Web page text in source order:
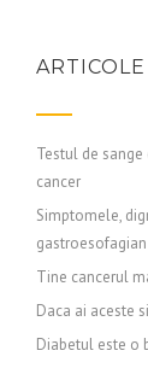
Testul de
cancer
Simptomele,
gastroesofagian
Tine cancerul
Daca ai aceste
Diabetul este o